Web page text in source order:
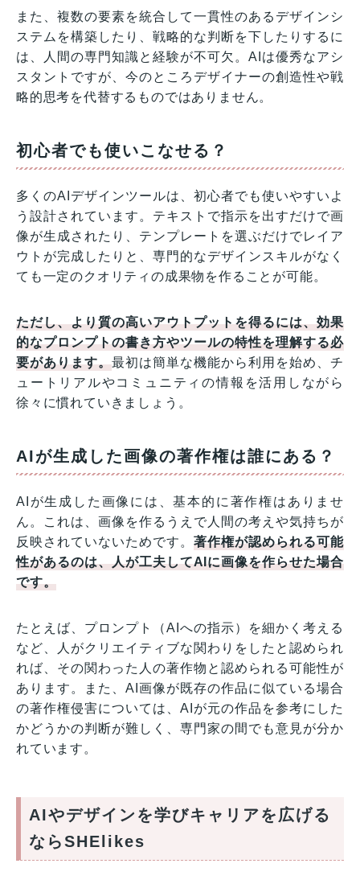
また、複数の要素を統合して一貫性のあるデザインシ
ステムを構築したり、戦略的な判断を下したりするに
は、人間の専門知識と経験が不可欠。AIは優秀なアシ
スタントですが、今のところデザイナーの創造性や戦
略的思考を代替するものではありません。
初心者でも使いこなせる？
多くのAIデザインツールは、初心者でも使いやすいよ
う設計されています。テキストで指示を出すだけで画
像が生成されたり、テンプレートを選ぶだけでレイア
ウトが完成したりと、専門的なデザインスキルがなく
ても一定のクオリティの成果物を作ることが可能。
ただし、より質の高いアウトプットを得るには、効果
的なプロンプトの書き方やツールの特性を理解する必
要があります。最初は簡単な機能から利用を始め、チ
ュートリアルやコミュニティの情報を活用しながら
徐々に慣れていきましょう。
AIが生成した画像の著作権は誰にある？
AIが生成した画像には、基本的に著作権はありませ
ん。これは、画像を作るうえで人間の考えや気持ちが
反映されていないためです。著作権が認められる可能
性があるのは、人が工夫してAIに画像を作らせた場合
です。
たとえば、プロンプト（AIへの指示）を細かく考える
など、人がクリエイティブな関わりをしたと認められ
れば、その関わった人の著作物と認められる可能性が
あります。また、AI画像が既存の作品に似ている場合
の著作権侵害については、AIが元の作品を参考にした
かどうかの判断が難しく、専門家の間でも意見が分か
れています。
AIやデザインを学びキャリアを広げる
ならSHElikes